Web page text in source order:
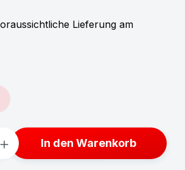
Lieferung am
Option ist zurzeit nicht verfügbar.)
Gib den
In den Warenkorb